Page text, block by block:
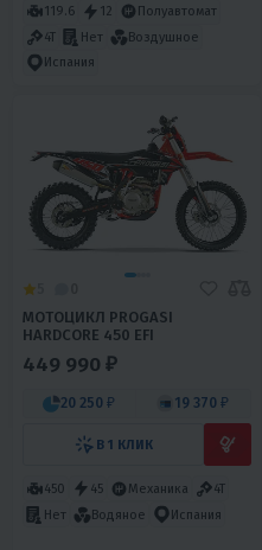
119.6 12
Полуавтомат
4T
Нет
Воздушное
Испания
МОТОЦИКЛ PROGASI
HARDCORE 450 EFI
449 990 ₽
20 250 ₽ 19 370 ₽
В 1 КЛИК
450 45 Механика
4T
Нет
Водяное Испания